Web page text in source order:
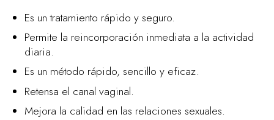
Es un tratamiento rápido y seguro.
Permite la reincorporación inmediata a la actividad
diaria.
Es un método rápido, sencillo y eficaz.
Retensa el canal vaginal.
Mejora la calidad en las relaciones sexuales.